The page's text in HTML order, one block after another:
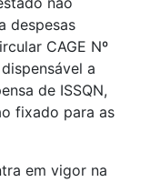
despesas
CAGE Nº
a
de ISSQN,
fixado para as
em vigor na